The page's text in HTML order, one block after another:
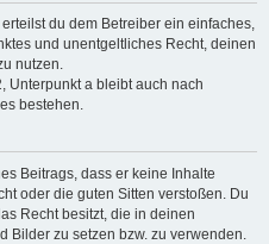
du dem Betreiber ein einfaches,
und unentgeltliches Recht, deinen
nutzen.
Unterpunkt a bleibt auch nach
bestehen.
Beitrags, dass er keine Inhalte
oder die guten Sitten verstoßen. Du
Recht besitzt, die in deinen
Bilder zu setzen bzw. zu verwenden.